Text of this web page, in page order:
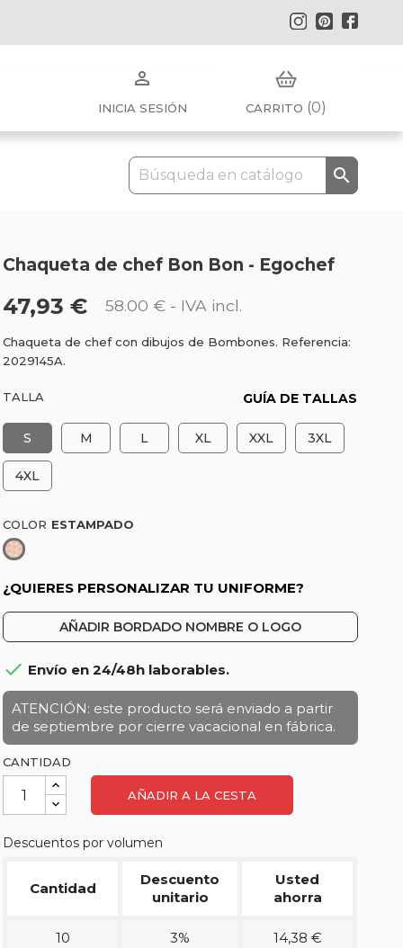
Pinterest
Instagram

INICIA SESIÓN CARRITO (0)

Chaqueta de chef Bon Bon - Egochef
47,93 € 58.00 € - IVA incl.
Chaqueta de chef con dibujos de Bombones. Referencia:
2029145A.
TALLA GUÍA DE TALLAS
S M L XL XXL 3XL
4XL
COLOR
Estampado
¿QUIERES PERSONALIZAR TU UNIFORME?
AÑADIR BORDADO NOMBRE O LOGO
 Envío en 24/48h laborables.
ATENCIÓN: este producto será enviado a partir
de septiembre por cierre vacacional en fábrica.
CANTIDAD
AÑADIR A LA CESTA
Descuentos por volumen
Cantidad
Descuento
unitario
Usted
ahorra
10 3% 14,38 €